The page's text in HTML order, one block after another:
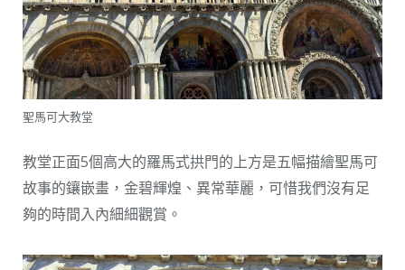
聖馬可大教堂
教堂正面5個高大的羅馬式拱門的上方是五幅描繪聖馬可
故事的鑲嵌畫，金碧輝煌、異常華麗，可惜我們沒有足
夠的時間入內細細觀賞。